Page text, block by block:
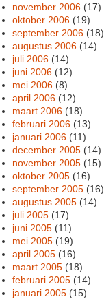
november 2006 (17)
oktober 2006 (19)
september 2006 (18)
augustus 2006 (14)
juli 2006 (14)
juni 2006 (12)
mei 2006 (8)
april 2006 (12)
maart 2006 (18)
februari 2006 (13)
januari 2006 (11)
december 2005 (14)
november 2005 (15)
oktober 2005 (16)
september 2005 (16)
augustus 2005 (14)
juli 2005 (17)
juni 2005 (11)
mei 2005 (19)
april 2005 (16)
maart 2005 (18)
februari 2005 (14)
januari 2005 (15)